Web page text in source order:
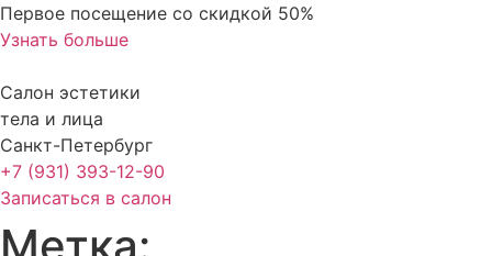
Перейти
к
Первое посещение со скидкой 50%
Узнать больше
Салон эстетики
тела и лица
Санкт-Петербург
+7 (931) 393-12-90
Записаться в салон